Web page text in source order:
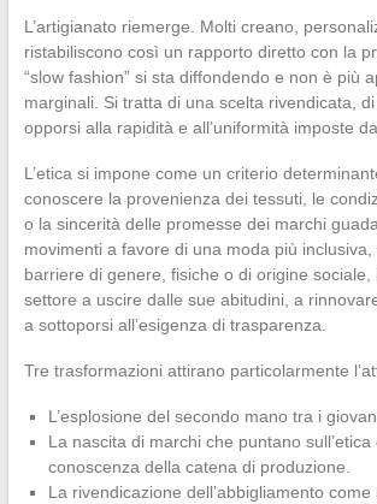
L’artigianato riemerge. Molti creano,
ristabiliscono così un rapporto diretto con la
“slow fashion” si sta diffondendo e non è più
marginali. Si tratta di una scelta rivendicata,
opporsi alla rapidità e all’uniformità imposte
L’etica si impone come un criterio
conoscere la provenienza dei tessuti, le
o la sincerità delle promesse dei marchi
movimenti a favore di una moda più inclusiva,
barriere di genere, fisiche o di origine sociale,
settore a uscire dalle sue abitudini, a
a sottoporsi all’esigenza di trasparenza.
Tre trasformazioni attirano particolarmente
L’esplosione del secondo mano tra i
La nascita di marchi che puntano sull’etica
conoscenza della catena di produzione.
La rivendicazione dell’abbigliamento